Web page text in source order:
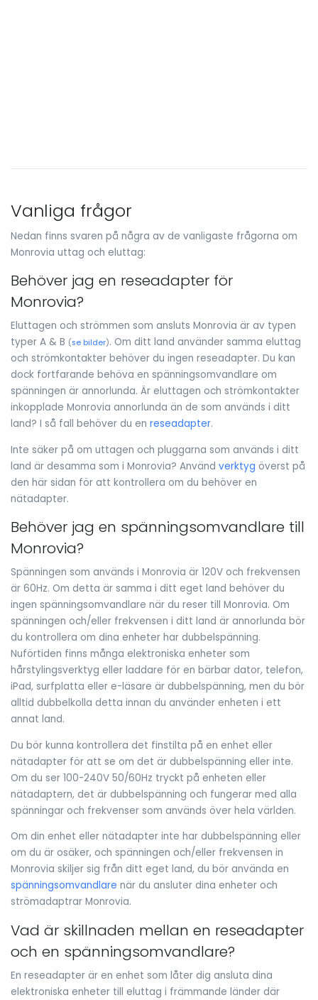
Vanliga frågor
Nedan finns svaren på några av de vanligaste frågorna om
Monrovia uttag och eluttag:
Behöver jag en reseadapter för
Monrovia?
Eluttagen och strömmen som ansluts Monrovia är av typen
typer A & B (se bilder). Om ditt land använder samma eluttag
och strömkontakter behöver du ingen reseadapter. Du kan
dock fortfarande behöva en spänningsomvandlare om
spänningen är annorlunda. Är eluttagen och strömkontakter
inkopplade Monrovia annorlunda än de som används i ditt
land? I så fall behöver du en reseadapter.
Inte säker på om uttagen och pluggarna som används i ditt
land är desamma som i Monrovia? Använd verktyg överst på
den här sidan för att kontrollera om du behöver en
nätadapter.
Behöver jag en spänningsomvandlare till
Monrovia?
Spänningen som används i Monrovia är 120V och frekvensen
är 60Hz. Om detta är samma i ditt eget land behöver du
ingen spänningsomvandlare när du reser till Monrovia. Om
spänningen och/eller frekvensen i ditt land är annorlunda bör
du kontrollera om dina enheter har dubbelspänning.
Nuförtiden finns många elektroniska enheter som
hårstylingsverktyg eller laddare för en bärbar dator, telefon,
iPad, surfplatta eller e-läsare är dubbelspänning, men du bör
alltid dubbelkolla detta innan du använder enheten i ett
annat land.
Du bör kunna kontrollera det finstilta på en enhet eller
nätadapter för att se om det är dubbelspänning eller inte.
Om du ser 100-240V 50/60Hz tryckt på enheten eller
nätadaptern, det är dubbelspänning och fungerar med alla
spänningar och frekvenser som används över hela världen.
Om din enhet eller nätadapter inte har dubbelspänning eller
om du är osäker, och spänningen och/eller frekvensen in
Monrovia skiljer sig från ditt eget land, du bör använda en
spänningsomvandlare när du ansluter dina enheter och
strömadaptrar Monrovia.
Vad är skillnaden mellan en reseadapter
och en spänningsomvandlare?
En reseadapter är en enhet som låter dig ansluta dina
elektroniska enheter till eluttag i främmande länder där